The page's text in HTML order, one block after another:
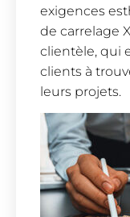
exigences
de carrelage
clientèle, qui
clients à
leurs projets.